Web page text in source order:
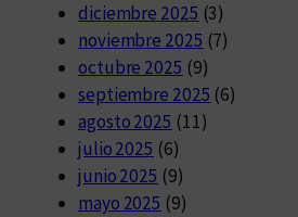
diciembre 2025 (3)
noviembre 2025 (7)
octubre 2025 (9)
septiembre 2025 (6)
agosto 2025 (11)
julio 2025 (6)
junio 2025 (9)
mayo 2025 (9)